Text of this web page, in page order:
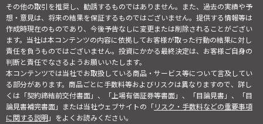
その他の取引を推奨し、勧誘するものではありません。また、過去の実績や予
想・意見は、将来の結果を保証するものではございません。提供する情報等は
作成時現在のものであり、今後予告なしに変更または削除されることがござい
ます。当社は本コンテンツの内容に依拠してお客様が取った行動の結果に対し
責任を負うものではございません。投資にかかる最終決定は、お客様ご自身の
判断と責任でなさるようお願いいたします。
本コンテンツでは当社でお取扱している商品・サービス等について言及してい
る部分があります。商品ごとに手数料等およびリスクは異なりますので、詳し
くは「契約締結前交付書面」、「上場有価証券等書面」、「目論見書」、「目
論見書補完書面」または当社ウェブサイトの「リスク・手数料などの重要事項
に関する説明」をよくお読みください。